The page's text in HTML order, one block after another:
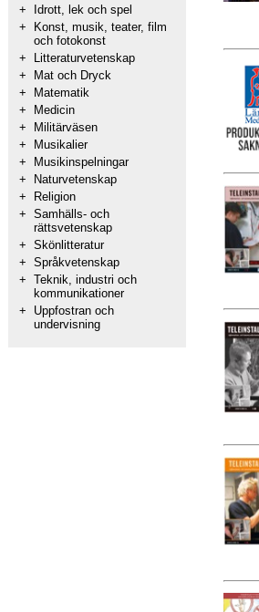
+
Idrott, lek och spel
+
Konst, musik, teater, film
och fotokonst
+
Litteraturvetenskap
+
Mat och Dryck
+
Matematik
+
Medicin
+
Militärväsen
+
Musikalier
+
Musikinspelningar
+
Naturvetenskap
+
Religion
+ Samhälls- och
rättsvetenskap
+ Skönlitteratur
+ Språkvetenskap
+ Teknik, industri och
kommunikationer
+
Uppfostran och
undervisning